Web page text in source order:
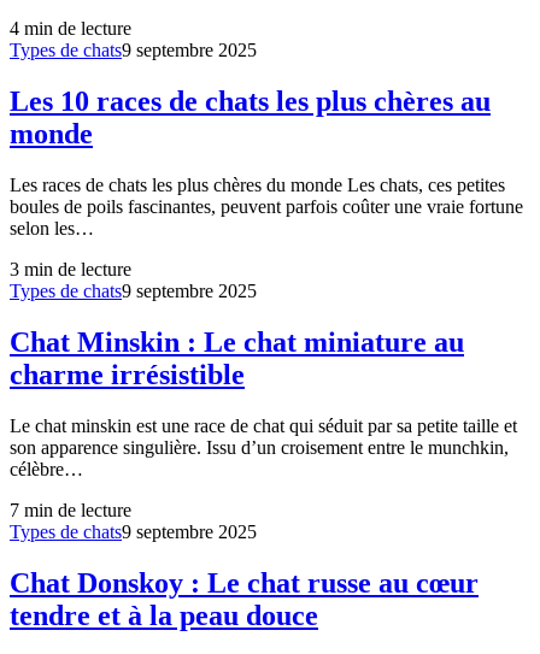
4 min de lecture
Types de chats9 septembre 2025
Les 10 races de chats les plus chères au
monde
Les races de chats les plus chères du monde Les chats, ces petites
boules de poils fascinantes, peuvent parfois coûter une vraie fortune
selon les…
3 min de lecture
Types de chats9 septembre 2025
Chat Minskin : Le chat miniature au
charme irrésistible
Le chat minskin est une race de chat qui séduit par sa petite taille et
son apparence singulière. Issu d’un croisement entre le munchkin,
célèbre…
7 min de lecture
Types de chats9 septembre 2025
Chat Donskoy : Le chat russe au cœur
tendre et à la peau douce